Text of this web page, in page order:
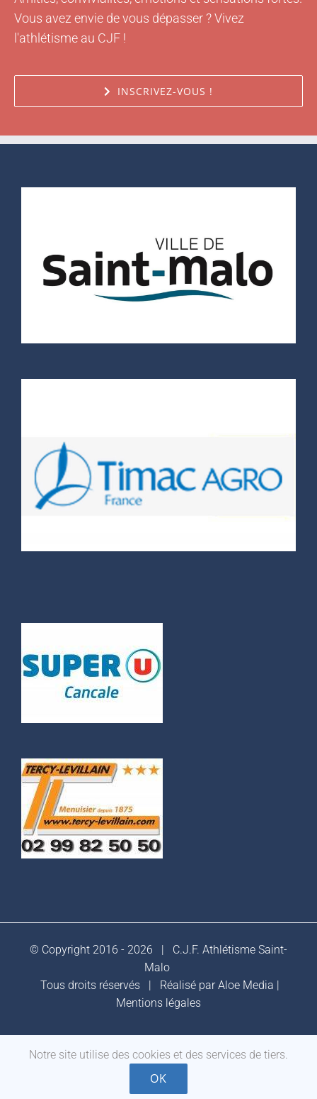
l'athlétisme au CJF !
INSCRIVEZ-VOUS !
Malo
Tous droits réservés | Réalisé par
Mentions légales
Facebook
Notre site utilise des cookies et des services de tiers.
OK